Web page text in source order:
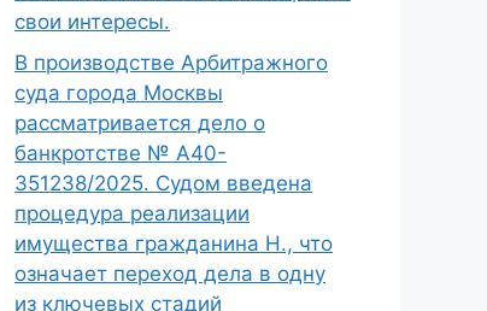
свои интересы.
В производстве Арбитражного
суда города Москвы
рассматривается дело о
банкротстве № А40-
351238/2025. Судом введена
процедура реализации
имущества гражданина Н., что
означает переход дела в одну
из ключевых стадий